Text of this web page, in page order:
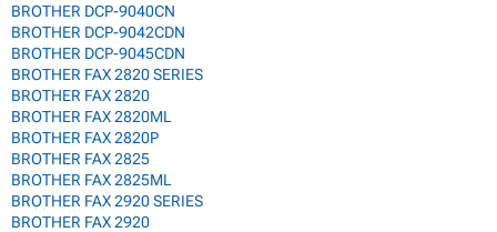
BROTHER DCP-9040CN
BROTHER DCP-9042CDN
BROTHER DCP-9045CDN
BROTHER FAX 2820 SERIES
BROTHER FAX 2820
BROTHER FAX 2820ML
BROTHER FAX 2820P
BROTHER FAX 2825
BROTHER FAX 2825ML
BROTHER FAX 2920 SERIES
BROTHER FAX 2920